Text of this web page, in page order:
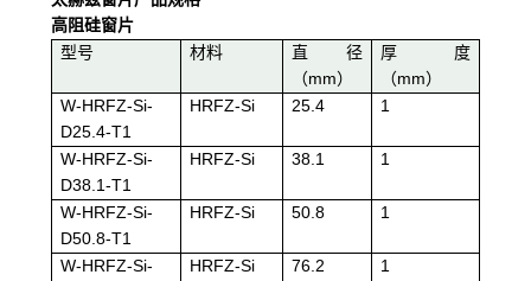
高阻硅窗片
型号
材料
直径
（mm）
厚度
（mm）
W-HRFZ-Si-
D25.4-T1
HRFZ-Si 25.4 1
W-HRFZ-Si-
D38.1-T1
HRFZ-Si 38.1 1
W-HRFZ-Si-
D50.8-T1
HRFZ-Si 50.8 1
W-HRFZ-Si-
HRFZ-Si 76.2 1